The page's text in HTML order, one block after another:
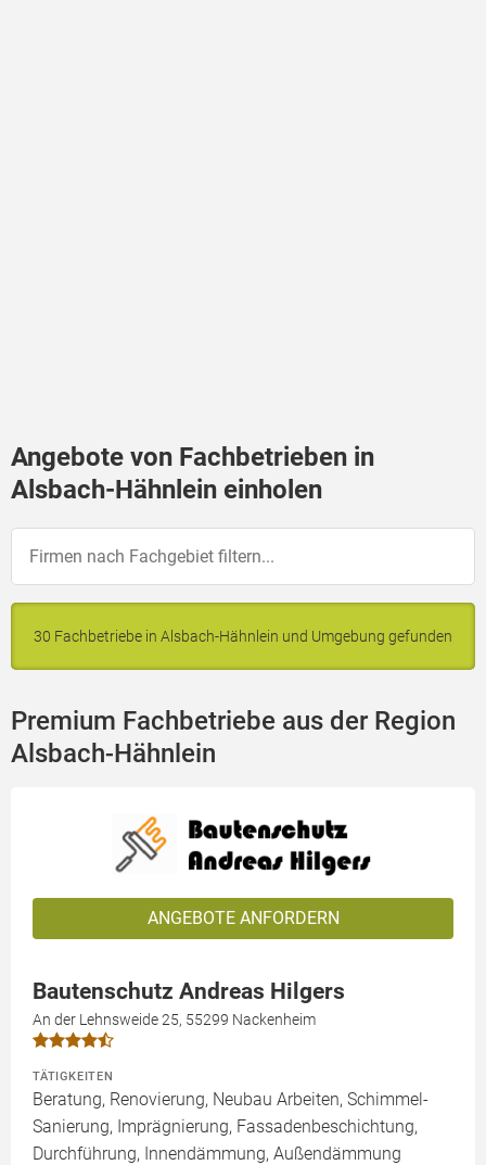
Angebote von Fachbetrieben in
Alsbach-Hähnlein einholen
30 Fachbetriebe in Alsbach-Hähnlein und Umgebung gefunden
Premium Fachbetriebe aus der Region
Alsbach-Hähnlein
ANGEBOTE ANFORDERN
Bautenschutz Andreas Hilgers
An der Lehnsweide 25, 55299 Nackenheim
TÄTIGKEITEN
Beratung, Renovierung, Neubau Arbeiten, Schimmel-
Sanierung, Imprägnierung, Fassadenbeschichtung,
Durchführung, Innendämmung, Außendämmung